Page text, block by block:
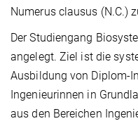
Numerus clausus (N.C.)
Der Studiengang
angelegt. Ziel ist die
Ausbildung von Diplom-
Ingenieurinnen in
aus den Bereichen